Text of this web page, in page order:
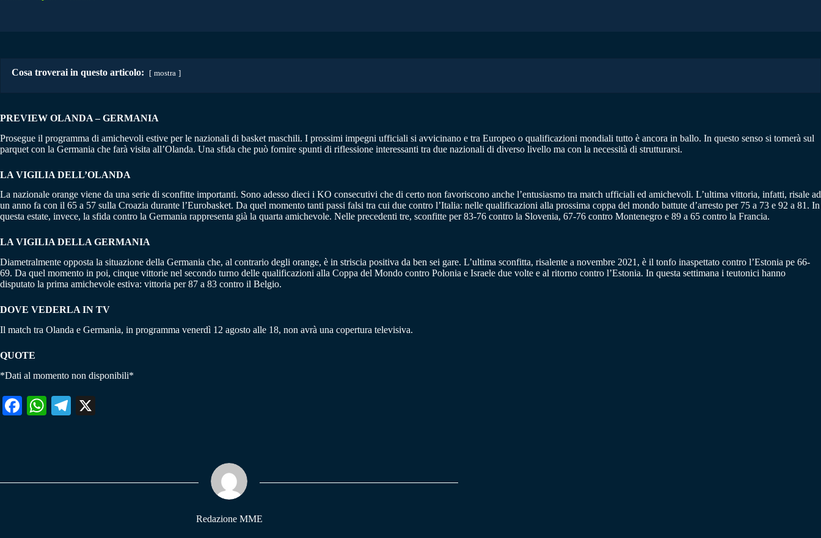
Cosa troverai in questo articolo: mostra
PREVIEW OLANDA – GERMANIA
Prosegue il programma di amichevoli estive per le nazionali di basket maschili. I prossimi impegni ufficiali si avvicinano e tra Europeo o qualificazioni mondiali tutto è ancora in ballo. In questo senso si tornerà sul
parquet con la Germania che farà visita all’Olanda. Una sfida che può fornire spunti di riflessione interessanti tra due nazionali di diverso livello ma con la necessità di strutturarsi.
LA VIGILIA DELL’OLANDA
La nazionale orange viene da una serie di sconfitte importanti. Sono adesso dieci i KO consecutivi che di certo non favoriscono anche l’entusiasmo tra match ufficiali ed amichevoli. L’ultima vittoria, infatti, risale ad
un anno fa con il 65 a 57 sulla Croazia durante l’Eurobasket. Da quel momento tanti passi falsi tra cui due contro l’Italia: nelle qualificazioni alla prossima coppa del mondo battute d’arresto per 75 a 73 e 92 a 81. In
questa estate, invece, la sfida contro la Germania rappresenta già la quarta amichevole. Nelle precedenti tre, sconfitte per 83-76 contro la Slovenia, 67-76 contro Montenegro e 89 a 65 contro la Francia.
LA VIGILIA DELLA GERMANIA
Diametralmente opposta la situazione della Germania che, al contrario degli orange, è in striscia positiva da ben sei gare. L’ultima sconfitta, risalente a novembre 2021, è il tonfo inaspettato contro l’Estonia pe 66-
69. Da quel momento in poi, cinque vittorie nel secondo turno delle qualificazioni alla Coppa del Mondo contro Polonia e Israele due volte e al ritorno contro l’Estonia. In questa settimana i teutonici hanno
disputato la prima amichevole estiva: vittoria per 87 a 83 contro il Belgio.
DOVE VEDERLA IN TV
Il match tra Olanda e Germania, in programma venerdì 12 agosto alle 18, non avrà una copertura televisiva.
QUOTE
*Dati al momento non disponibili*
Fa W
pp
Te
m
Redazione MME